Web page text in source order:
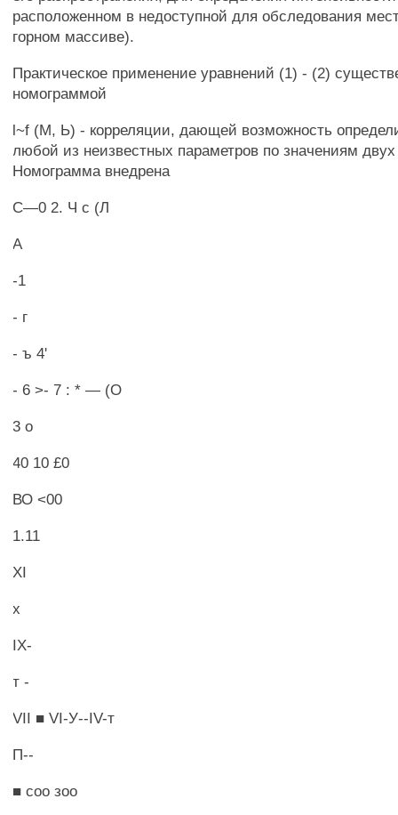
расположенном в недоступной для обследования
горном массиве).
Практическое применение уравнений (1) - (2)
номограммой
l~f (М, Ь) - корреляции, дающей возможность
любой из неизвестных параметров по значениям
Номограмма внедрена
С—0 2. Ч с (Л
А
-1
- г
- ъ 4'
- 6 >- 7 : * — (О
3 о
40 10 £0
ВО <00
1.11
XI
х
IX-
т -
VII ■ VI-У--IV-т
П--
■ соо зоо